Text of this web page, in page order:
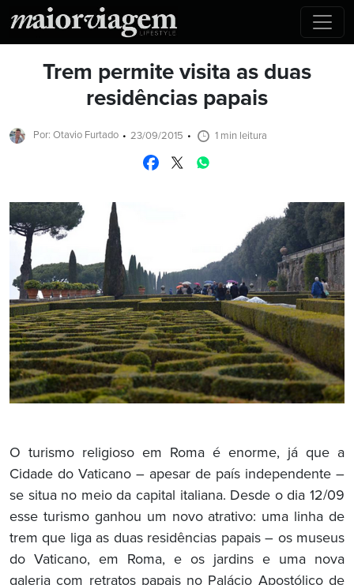
Trem permite visita as duas
residências papais
Por: Otavio Furtado 23/09/2015 1 min leitura
O turismo religioso em Roma é enorme, já que a
Cidade do Vaticano – apesar de país independente –
se situa no meio da capital italiana. Desde o dia 12/09
esse turismo ganhou um novo atrativo: uma linha de
trem que liga as duas residências papais – os museus
do Vaticano, em Roma, e os jardins e uma nova
galeria com retratos papais no Palácio Apostólico de